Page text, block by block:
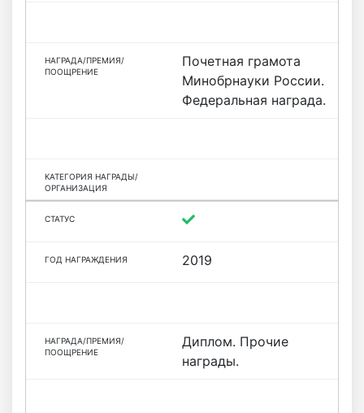
Почетная грамота
Минобрнауки России.
Федеральная награда.
2019
Диплом. Прочие
награды.